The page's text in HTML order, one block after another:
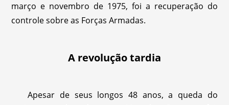
março e novembro de 1975, foi a recuperação do
controle sobre as Forças Armadas.
A revolução tardia
Apesar de seus longos 48 anos, a queda do